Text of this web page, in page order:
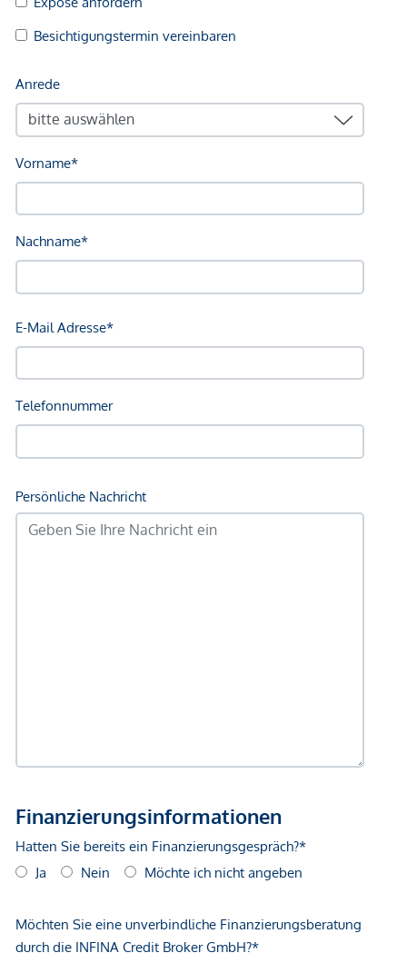
gemachten Angaben und Informationen lediglich
Gewähr erfolgen. Der Vermittler ist als Doppelmakler tätig.